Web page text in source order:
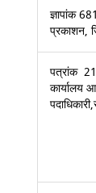
ज्ञापांक
प्रकाशन,
पत्रांक
कार्यालय